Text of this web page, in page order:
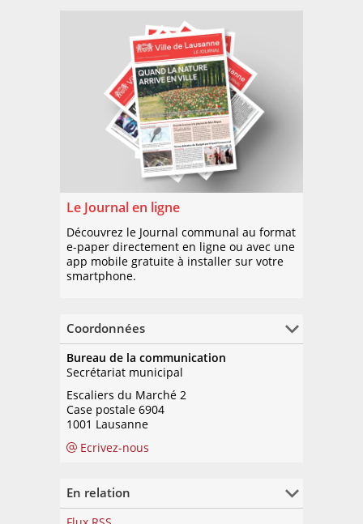
Le Journal en ligne
Découvrez le Journal communal au format
e-paper directement en ligne ou avec une
app mobile gratuite à installer sur votre
smartphone.
Coordonnées
Bureau de la communication
Secrétariat municipal
Escaliers du Marché 2
Case postale 6904
1001 Lausanne
Ecrivez-nous
En relation